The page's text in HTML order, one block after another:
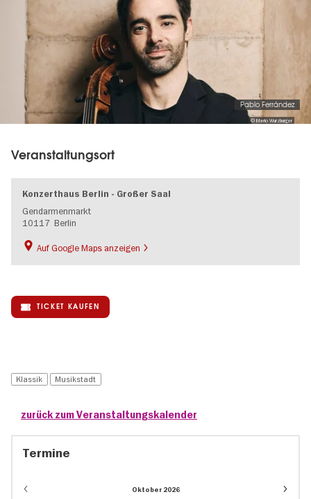
© Mario Wurzburger
Pablo Ferrández
Veranstaltungsort
Konzerthaus Berlin - Großer Saal
Gendarmenmarkt
10117 Berlin
Auf Google Maps anzeigen
TICKET KAUFEN
Klassik Musikstadt
zurück zum Veranstaltungskalender
Termine
Oktober 2026
Event